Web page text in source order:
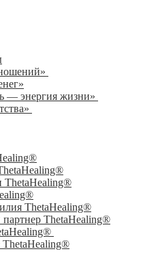
— энергия жизни»
ThetaHealing®
ThetaHealing®
ThetaHealing®